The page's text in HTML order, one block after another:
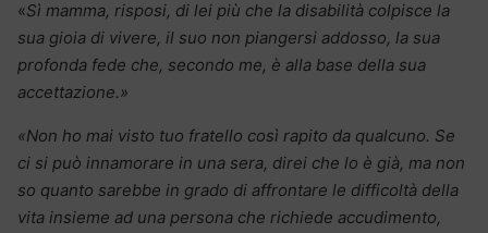
«Sì mamma, risposi, di lei più che la disabilità colpisce la
sua gioia di vivere, il suo non piangersi addosso, la sua
profonda fede che, secondo me, è alla base della sua
accettazione.»
«Non ho mai visto tuo fratello così rapito da qualcuno. Se
ci si può innamorare in una sera, direi che lo è già, ma non
so quanto sarebbe in grado di affrontare le difficoltà della
vita insieme ad una persona che richiede accudimento,